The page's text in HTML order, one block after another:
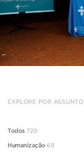
EXPLORE POR ASSUNTO
Todos 720
Humanização 68